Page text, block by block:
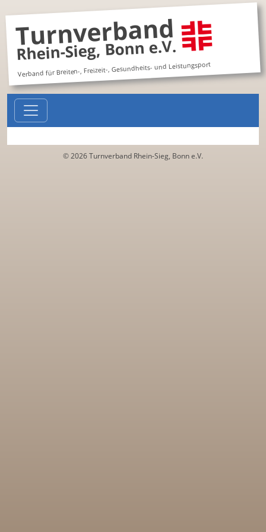
Turnverband
Rhein-Sieg, Bonn e.V.
Verband für Breiten-, Freizeit-, Gesundheits- und Leistungsport
© 2026 Turnverband Rhein-Sieg, Bonn e.V.